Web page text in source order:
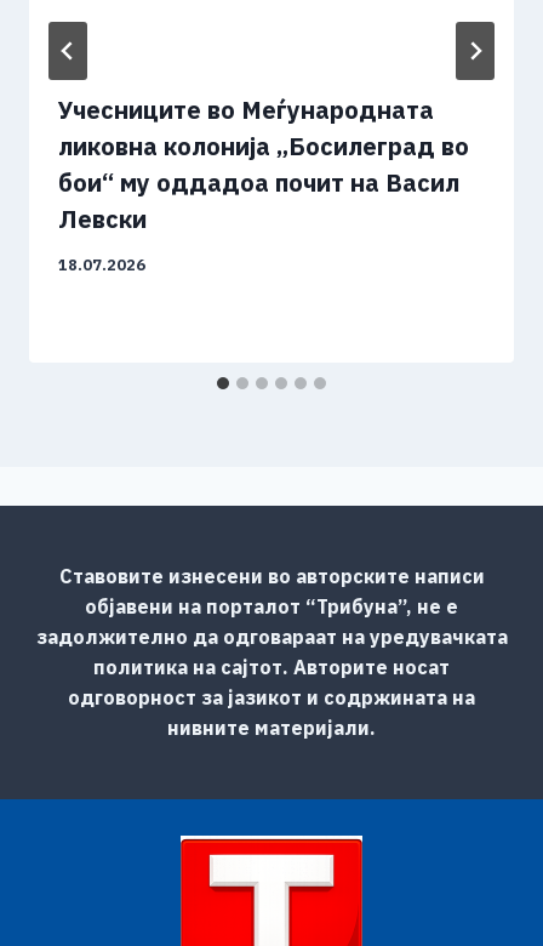
Учесниците во Меѓународната
ликовна колонија „Босилеград во
бои“ му оддадоа почит на Васил
Левски
18.07.2026
Ставовите изнесени во авторските написи
објавени на порталот “Трибуна”, не е
задолжително да одговараат на уредувачката
политика на сајтот. Авторите носат
одговорност за јазикот и содржината на
нивните материјали.